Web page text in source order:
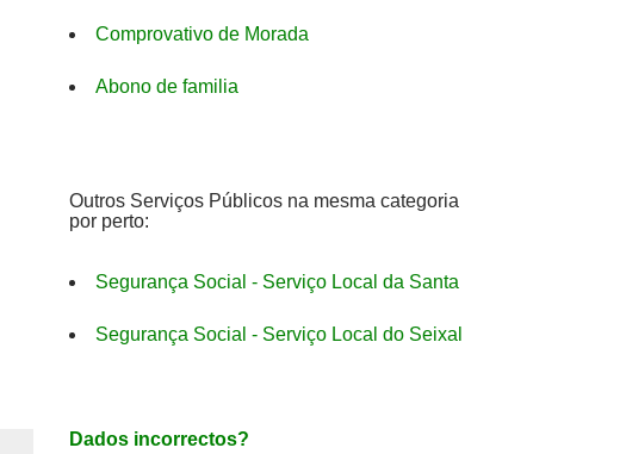
Comprovativo de Morada
Abono de familia
Outros Serviços Públicos na mesma categoria
por perto:
Segurança Social - Serviço Local da Santa
Segurança Social - Serviço Local do Seixal
Dados incorrectos?